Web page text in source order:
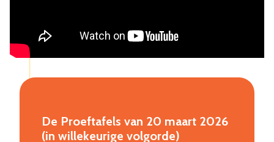
De Proeftafels van 20 maart 2026
(in willekeurige volgorde)